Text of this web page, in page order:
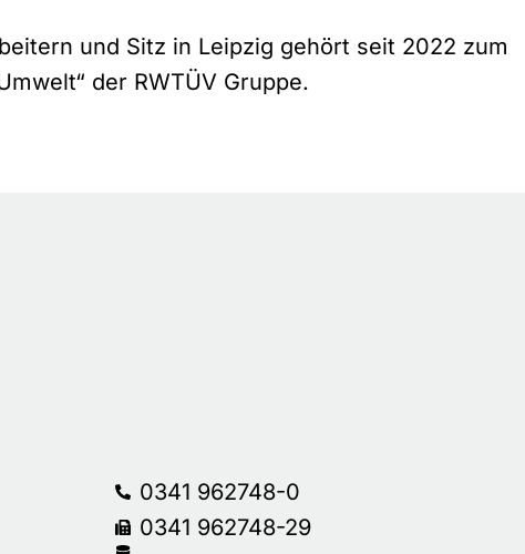
und Sitz in Leipzig gehört seit 2022 zum
der RWTÜV Gruppe.
0341 962748-0
0341 962748-29